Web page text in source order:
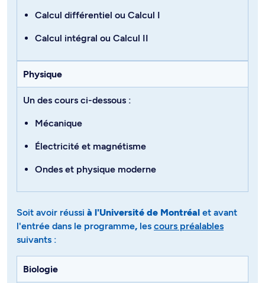
Calcul différentiel ou Calcul I
Calcul intégral ou Calcul II
Physique
Un des cours ci-dessous :
Mécanique
Électricité et magnétisme
Ondes et physique moderne
Soit avoir réussi à l'Université de Montréal et avant
l'entrée dans le programme, les cours préalables
suivants :
Biologie